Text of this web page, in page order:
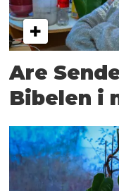
Are
Bibelen i